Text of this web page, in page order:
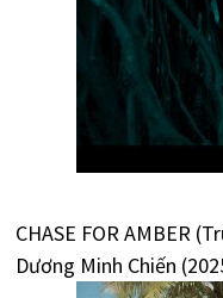
CHASE FOR AMBER
Dương Minh Chiến